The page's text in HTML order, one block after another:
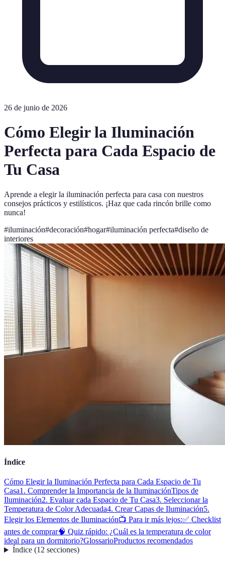
26 de junio de 2026
Cómo Elegir la Iluminación
Perfecta para Cada Espacio de
Tu Casa
Aprende a elegir la iluminación perfecta para casa con nuestros
consejos prácticos y estilísticos. ¡Haz que cada rincón brille como
nunca!
#iluminación#decoración#hogar#iluminación perfecta#diseño de
interiores
Índice
Cómo Elegir la Iluminación Perfecta para Cada Espacio de Tu
Casa1. Comprender la Importancia de la IluminaciónTipos de
Iluminación2. Evaluar cada Espacio de Tu Casa3. Seleccionar la
Temperatura de Color Adecuada4. Crear Capas de Iluminación5.
Elegir los Elementos de Iluminación📺 Para ir más lejos:✅ Checklist
antes de comprar🧠 Quiz rápido: ¿Cuál es la temperatura de color
ideal para un dormitorio?GlossarioProductos recomendados
Índice(12 secciones)